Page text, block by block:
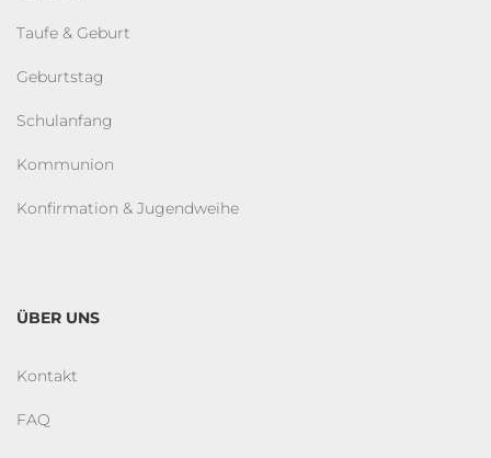
Taufe & Geburt
Geburtstag
Schulanfang
Kommunion
Konfirmation & Jugendweihe
ÜBER UNS
Kontakt
FAQ